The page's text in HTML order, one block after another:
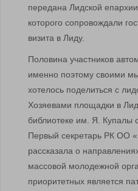
передана Лидской
которого сопровождали
визита в Лиду.
Половина участников
именно поэтому своими
хотелось поделиться с
Хозяевами площадки в
библиотеке им. Я. Купалы
Первый секретарь РК ОО
рассказала о
массовой молодежной
приоритетных является